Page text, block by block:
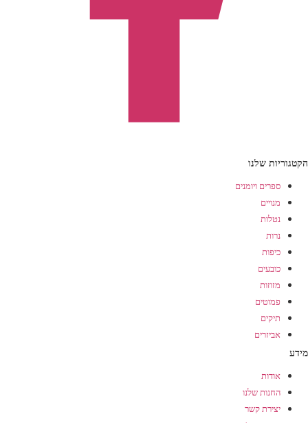
הקטגוריות שלנו
ספרים ויומנים
מנויים
נטלות
נרות
כיפות
כובעים
מזוזות
פמוטים
תיקים
אביזרים
מידע
אודות
החנות שלנו
יצירת קשר